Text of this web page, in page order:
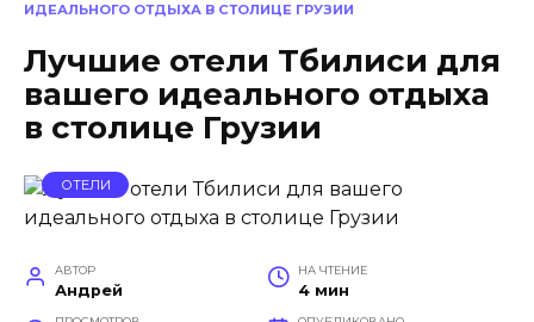
ИДЕАЛЬНОГО ОТДЫХА В СТОЛИЦЕ ГРУЗИИ
Лучшие отели Тбилиси для
вашего идеального отдыха
в столице Грузии
ОТЕЛИ
АВТОР
Андрей
НА ЧТЕНИЕ
4 мин